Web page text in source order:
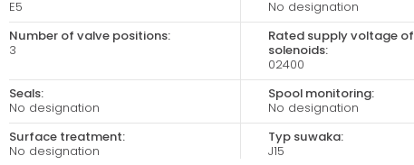
+48 535 424 483
PN-PT: 7:00 - 16:00
Magazyn 24H:
+48 665 001 770
E5
No designation
Number of valve positions:
3
Rated supply voltage of
solenoids:
02400
Seals:
No designation
Spool monitoring:
No designation
Surface treatment:
No designation
Typ suwaka:
J15